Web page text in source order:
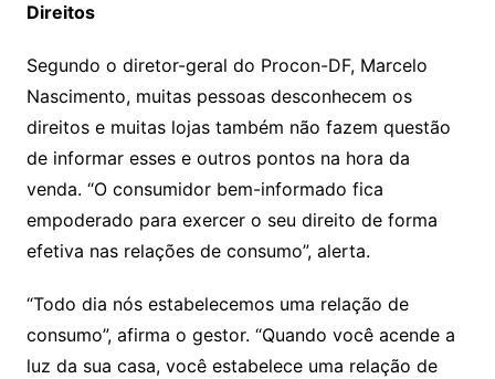
Direitos
Segundo o diretor-geral do Procon-DF, Marcelo
Nascimento, muitas pessoas desconhecem os
direitos e muitas lojas também não fazem questão
de informar esses e outros pontos na hora da
venda. “O consumidor bem-informado fica
empoderado para exercer o seu direito de forma
efetiva nas relações de consumo”, alerta.
“Todo dia nós estabelecemos uma relação de
consumo”, afirma o gestor. “Quando você acende a
luz da sua casa, você estabelece uma relação de